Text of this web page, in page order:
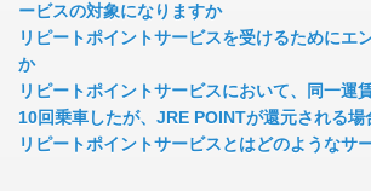
ービスの対象になりますか
リピートポイントサービスを受けるためにエ
か
リピートポイントサービスにおいて、同一運
10回乗車したが、JRE POINTが還元される場
リピートポイントサービスとはどのようなサ